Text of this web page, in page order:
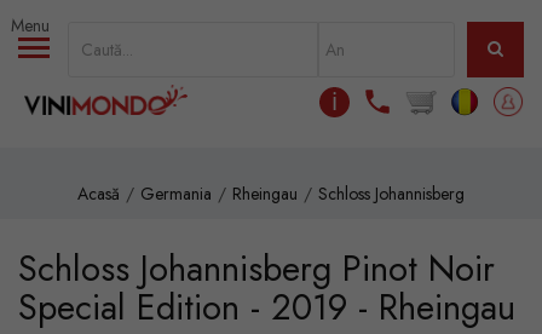
Mergi la conţinutul principal
ℹ
Acasă Germania Rheingau Schloss Johannisberg
Schloss Johannisberg Pinot Noir
Special Edition - 2019 - Rheingau